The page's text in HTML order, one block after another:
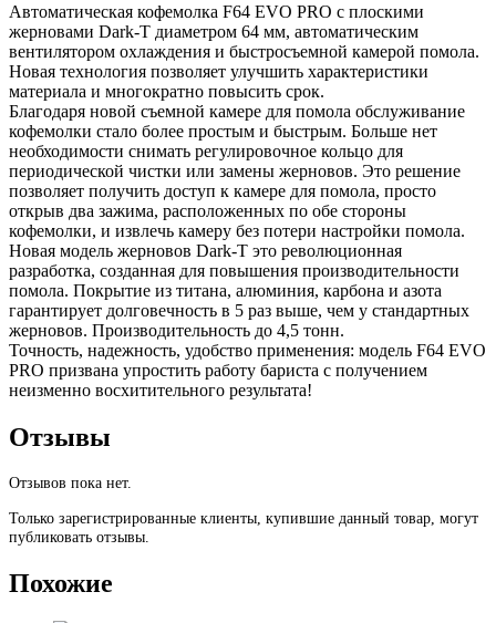
Автоматическая кофемолка F64 EVO PRO с плоскими
жерновами Dark-T диаметром 64 мм, автоматическим
вентилятором охлаждения и быстросъемной камерой помола.
Новая технология позволяет улучшить характеристики
материала и многократно повысить срок.
Благодаря новой съемной камере для помола обслуживание
кофемолки стало более простым и быстрым. Больше нет
необходимости снимать регулировочное кольцо для
периодической чистки или замены жерновов. Это решение
позволяет получить доступ к камере для помола, просто
открыв два зажима, расположенных по обе стороны
кофемолки, и извлечь камеру без потери настройки помола.
Новая модель жерновов Dark-T это революционная
разработка, созданная для повышения производительности
помола. Покрытие из титана, алюминия, карбона и азота
гарантирует долговечность в 5 раз выше, чем у стандартных
жерновов. Производительность до 4,5 тонн.
Точность, надежность, удобство применения: модель F64 EVO
PRO призвана упростить работу бариста с получением
неизменно восхитительного результата!
Отзывы
Отзывов пока нет.
Только зарегистрированные клиенты, купившие данный товар, могут
публиковать отзывы.
Похожие